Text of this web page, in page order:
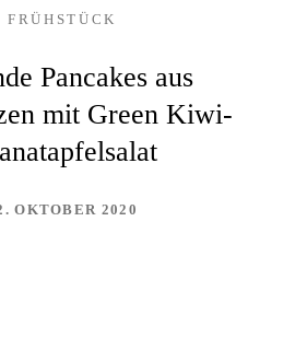
FRÜHSTÜCK
Pancakes aus
mit Green Kiwi-
OKTOBER 2020